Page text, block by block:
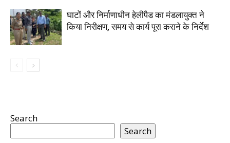
घाटों और निर्माणाधीन हेलीपैड का मंडलायुक्त ने
किया निरीक्षण, समय से कार्य पूरा कराने के निर्देश
Search
Search